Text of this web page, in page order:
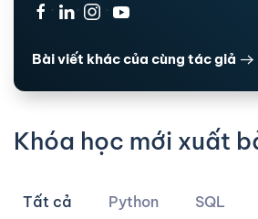
· · ·
Bài viết khác của cùng tác giả
Khóa học mới xuất
Tất cả Python SQL